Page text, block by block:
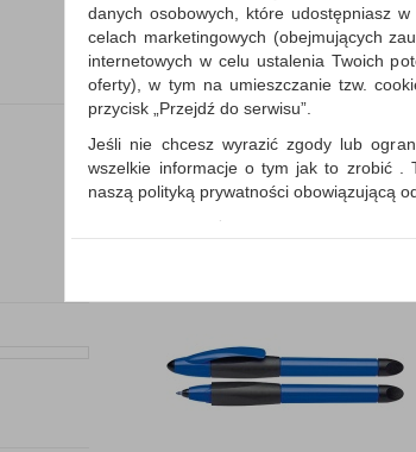
danych osobowych, które udostępniasz
celach marketingowych (obejmujących
internetowych w celu ustalenia Twoich
oferty), w tym na umieszczanie tzw.
przycisk „Przejdź do serwisu”.
Jeśli nie chcesz wyrazić zgody lub
wszelkie informacje o tym jak to zrobić .
naszą polityką prywatności obowiązującą
W przypadku użytkowników
Państwem i związane z tym
wysłanie potwierdzenia zamówienia na
informacji o promocjach czy cenach
Każda Państwa zgoda jest dobrowolna i
Polityka prywatności (rozwiń)